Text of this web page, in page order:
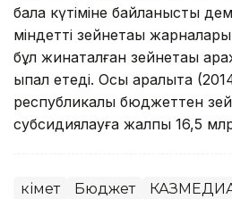
бала күтіміне байланысты
міндетті зейнетақы
бұл жинақталған зейнетақы
ықпал етеді. Осы аралықта
республикалық бюджеттен
субсидиялауға жалпы 16,5
Үкімет Бюджет